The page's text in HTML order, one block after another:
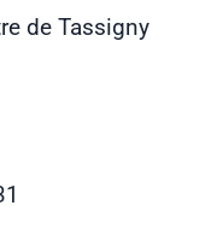
de Tassigny